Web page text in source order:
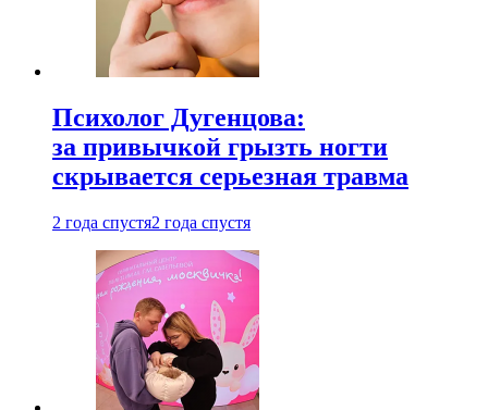
Психолог Дугенцова:
за привычкой грызть ногти
скрывается серьезная травма
2 года спустя2 года спустя